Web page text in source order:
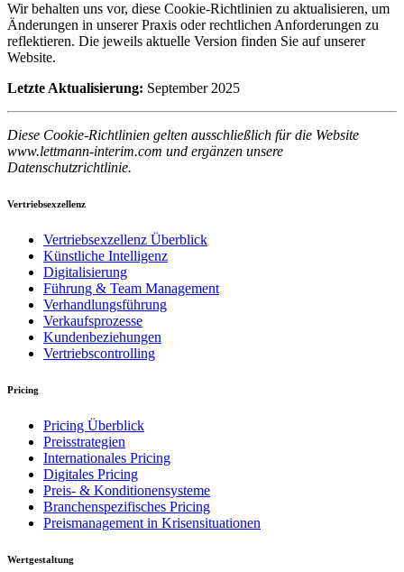
Wir behalten uns vor, diese Cookie-Richtlinien zu aktualisieren, um
Änderungen in unserer Praxis oder rechtlichen Anforderungen zu
reflektieren. Die jeweils aktuelle Version finden Sie auf unserer
Website.
Letzte Aktualisierung: September 2025
Diese Cookie-Richtlinien gelten ausschließlich für die Website
www.lettmann-interim.com und ergänzen unsere
Datenschutzrichtlinie.
Vertriebsexzellenz
Vertriebsexzellenz Überblick
Künstliche Intelligenz
Digitalisierung
Führung & Team Management
Verhandlungsführung
Verkaufsprozesse
Kundenbeziehungen
Vertriebscontrolling
Pricing
Pricing Überblick
Preisstrategien
Internationales Pricing
Digitales Pricing
Preis- & Konditionensysteme
Branchenspezifisches Pricing
Preismanagement in Krisensituationen
Wertgestaltung